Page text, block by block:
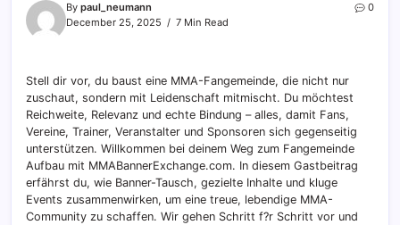
By paul_neumann
December 25, 2025
7 Min Read
0
Stell dir vor, du baust eine MMA-Fangemeinde, die nicht nur
zuschaut, sondern mit Leidenschaft mitmischt. Du möchtest
Reichweite, Relevanz und echte Bindung – alles, damit Fans,
Vereine, Trainer, Veranstalter und Sponsoren sich gegenseitig
unterstützen. Willkommen bei deinem Weg zum Fangemeinde
Aufbau mit MMABannerExchange.com. In diesem Gastbeitrag
erfährst du, wie Banner-Tausch, gezielte Inhalte und kluge
Events zusammenwirken, um eine treue, lebendige MMA-
Community zu schaffen. Wir gehen Schritt f?r Schritt vor und